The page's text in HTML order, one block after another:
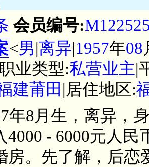
会员编号:
<男|离异|1957年08
业类型:私营业主|
建莆田 |居住地区:
年8月生，离异，
4000 - 6000元人
房。先了解，后恋